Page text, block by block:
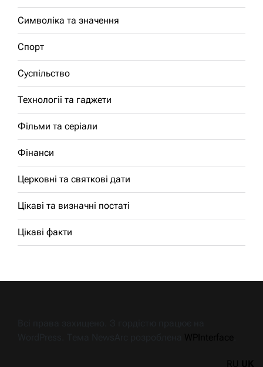
Символіка та значення
Спорт
Суспільство
Технології та гаджети
Фільми та серіали
Фінанси
Церковні та святкові дати
Цікаві та визначні постаті
Цікаві факти